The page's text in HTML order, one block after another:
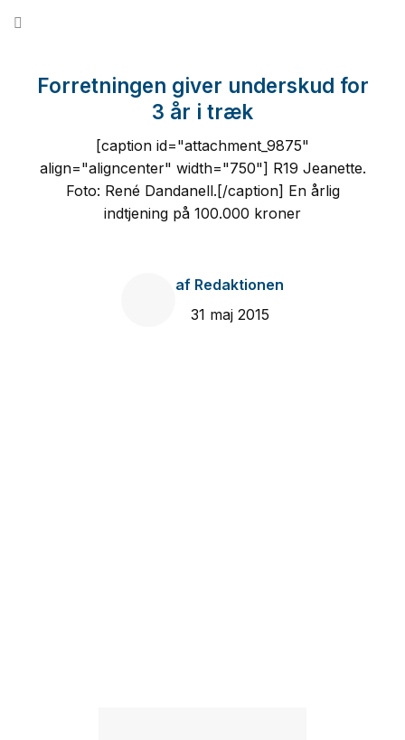
Forretningen giver underskud for
3 år i træk
[caption id="attachment_9875"
align="aligncenter" width="750"] R19 Jeanette.
Foto: René Dandanell.[/caption] En årlig
indtjening på 100.000 kroner
af Redaktionen
31 maj 2015